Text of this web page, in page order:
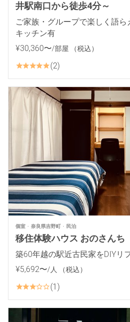
井駅南口から徒歩4分～
ご家族・グループで楽しく語
キッチン有
¥30,360〜/部屋 （税込）
2
個室 奈良県吉野町 民泊
移住体験ハウス おのさんち
築60年越の駅近古民家をDIYリ
¥5,692〜/人 （税込）
1